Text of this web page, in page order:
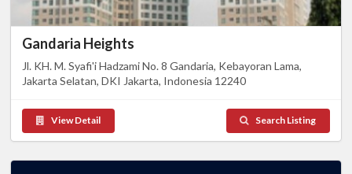
Gandaria Heights
Jl. KH. M. Syafi'i Hadzami No. 8 Gandaria, Kebayoran Lama,
Jakarta Selatan, DKI Jakarta, Indonesia 12240
View Detail Search Listing